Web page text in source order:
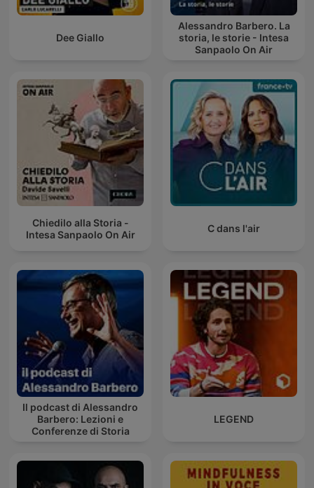
Dee Giallo
Alessandro Barbero. La
storia, le storie - Intesa
Sanpaolo On Air
Chiedilo alla Storia -
Intesa Sanpaolo On Air
C dans l'air
Il podcast di Alessandro
Barbero: Lezioni e
Conferenze di Storia
LEGEND